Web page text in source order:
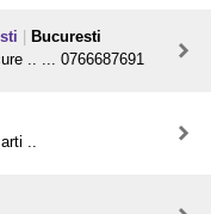
Bucuresti
.. ... 0766687691
..